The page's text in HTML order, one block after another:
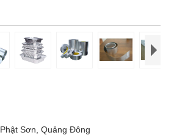
Phật Sơn, Quảng Đông